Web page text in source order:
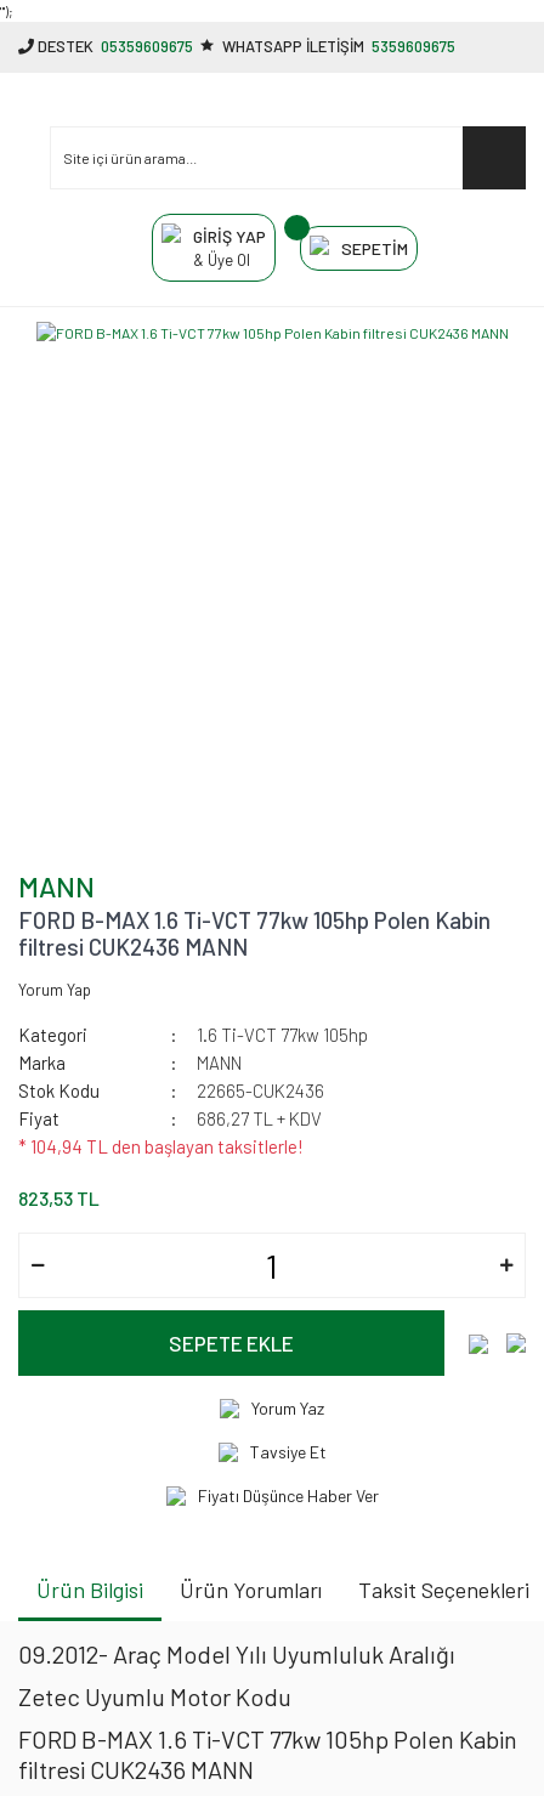
"');
DESTEK 05359609675 WHATSAPP İLETİŞİM 5359609675
GİRİŞ YAP
& Üye Ol
SEPETİM
MANN
FORD B-MAX 1.6 Ti-VCT 77kw 105hp Polen Kabin
filtresi CUK2436 MANN
Yorum Yap
Kategori
1.6 Ti-VCT 77kw 105hp
Marka
MANN
Stok Kodu
22665-CUK2436
Fiyat
686,27 TL + KDV
* 104,94 TL den başlayan taksitlerle!
823,53 TL
SEPETE EKLE
Yorum Yaz
Tavsiye Et
Fiyatı Düşünce Haber Ver
Ürün Bilgisi Ürün Yorumları Taksit Seçenekleri
09.2012- Araç Model Yılı Uyumluluk Aralığı
Zetec Uyumlu Motor Kodu
FORD B-MAX 1.6 Ti-VCT 77kw 105hp Polen Kabin
filtresi CUK2436 MANN